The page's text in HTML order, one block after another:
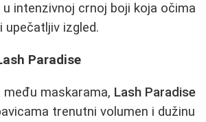
intenzivnoj crnoj boji koja očima
upečatljiv izgled.
Paradise
maskarama, Lash Paradise
trenutni volumen i dužinu